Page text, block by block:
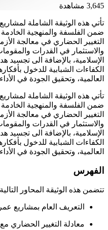
3,645 مشاهدة
تأتي هذه الوثيقة الشاملة
ضمن الفلسفة والمنهجية
التغيير الحضاري في معالجة
والاستثمار في القدرات
الإسلامية، بالإضافة الى
الكفاءات الشبابية للدخول
العالمية، وتحقيق الجودة في
تأتي هذه الوثيقة الشاملة
ضمن الفلسفة والمنهجية
التغيير الحضاري في معالجة
والاستثمار في القدرات
الإسلامية، بالإضافة الى
الكفاءات الشبابية للدخول
العالمية، وتحقيق الجودة في
الفهرس
تتضمن هذه الوثيقة المحاور
التعريف العام بمشاريع
معادلة التغيير الحضاري